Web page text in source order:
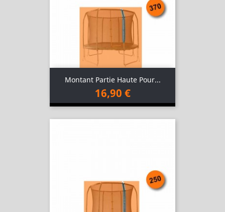
Montant Partie Haute Pour...
16,90 €